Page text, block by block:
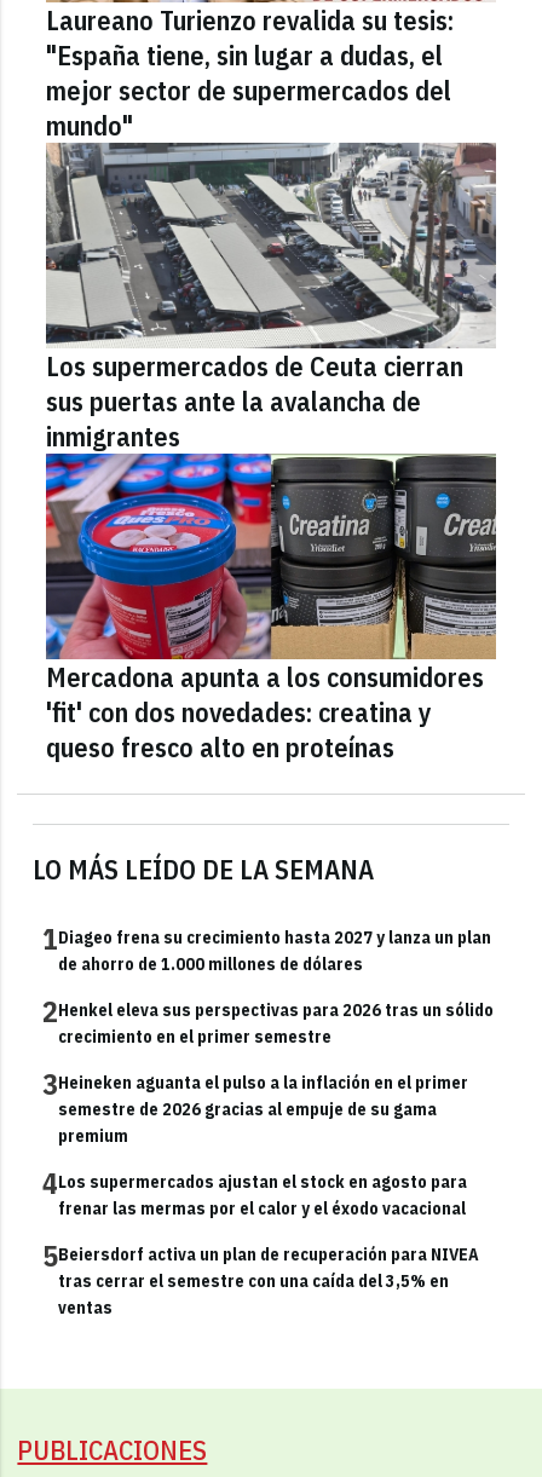
LO MÁS LEÍDO DE LA SEMANA
1Diageo frena su crecimiento hasta 2027 y lanza un plan
de ahorro de 1.000 millones de dólares
2Henkel eleva sus perspectivas para 2026 tras un sólido
crecimiento en el primer semestre
3Heineken aguanta el pulso a la inflación en el primer
semestre de 2026 gracias al empuje de su gama
premium
4Los supermercados ajustan el stock en agosto para
frenar las mermas por el calor y el éxodo vacacional
5Beiersdorf activa un plan de recuperación para NIVEA
tras cerrar el semestre con una caída del 3,5% en
ventas
Laureano Turienzo revalida su tesis:
"España tiene, sin lugar a dudas, el
mejor sector de supermercados del
mundo"
Los supermercados de Ceuta cierran
sus puertas ante la avalancha de
inmigrantes
Mercadona apunta a los consumidores
'fit' con dos novedades: creatina y
queso fresco alto en proteínas
PUBLICACIONES